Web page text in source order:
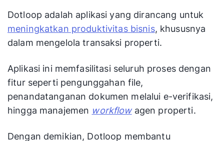
Dotloop adalah aplikasi yang dirancang untuk
meningkatkan produktivitas bisnis, khususnya
dalam mengelola transaksi properti.
Aplikasi ini memfasilitasi seluruh proses dengan
fitur seperti pengunggahan file,
penandatanganan dokumen melalui e-verifikasi,
hingga manajemen workflowagen properti.
Dengan demikian, Dotloop membantu